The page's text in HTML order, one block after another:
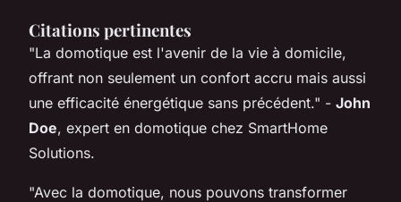
Citations pertinentes
"La domotique est l'avenir de la vie à domicile,
offrant non seulement un confort accru mais aussi
une efficacité énergétique sans précédent." - John
Doe, expert en domotique chez SmartHome
Solutions.
"Avec la domotique, nous pouvons transformer